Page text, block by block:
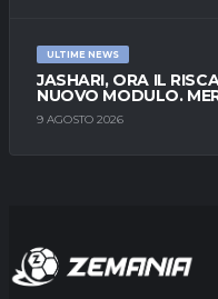
ULTIME NEWS
JASHARI, ORA IL
NUOVO MODULO.
9 AGOSTO 2026